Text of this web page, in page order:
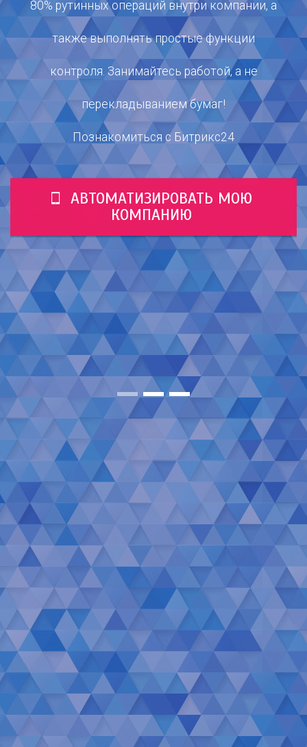
80% рутинных операций внутри компании, а
также выполнять простые функции
контроля. Занимайтесь работой, а не
перекладыванием бумаг!
Познакомиться с Битрикс24
АВТОМАТИЗИРОВАТЬ МОЮ
КОМПАНИЮ